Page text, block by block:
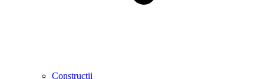
Construcţii